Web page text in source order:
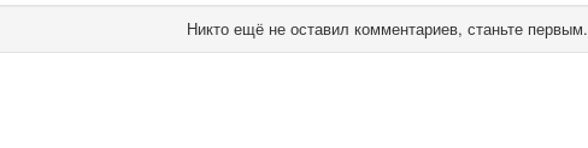
Никто ещё не оставил комментариев, станьте первым.